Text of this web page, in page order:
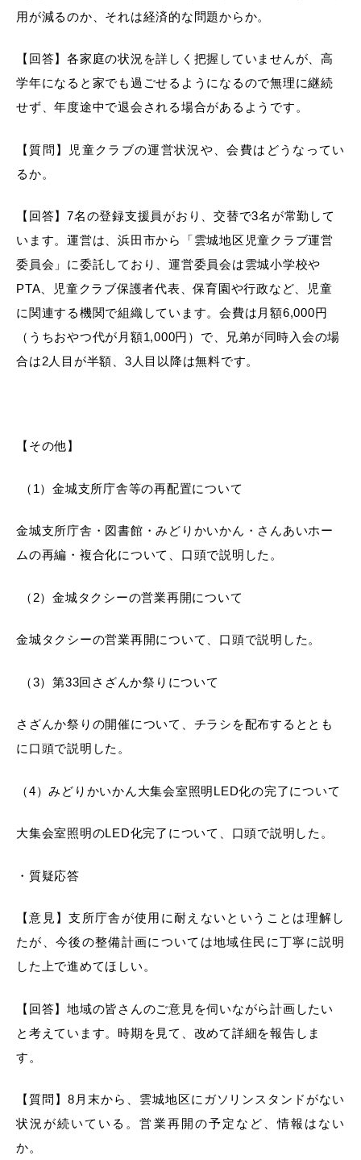
用が減るのか、それは経済的な問題からか。
【回答】各家庭の状況を詳しく把握していませんが、高
学年になると家でも過ごせるようになるので無理に継続
せず、年度途中で退会される場合があるようです。
【質問】児童クラブの運営状況や、会費はどうなってい
るか。
【回答】7名の登録支援員がおり、交替で3名が常勤して
います。運営は、浜田市から「雲城地区児童クラブ運営
委員会」に委託しており、運営委員会は雲城小学校や
PTA、児童クラブ保護者代表、保育園や行政など、児童
に関連する機関で組織しています。会費は月額6,000円
（うちおやつ代が月額1,000円）で、兄弟が同時入会の場
合は2人目が半額、3人目以降は無料です。
【その他】
（1）金城支所庁舎等の再配置について
金城支所庁舎・図書館・みどりかいかん・さんあいホー
ムの再編・複合化について、口頭で説明した。
（2）金城タクシーの営業再開について
金城タクシーの営業再開について、口頭で説明した。
（3）第33回さざんか祭りについて
さざんか祭りの開催について、チラシを配布するととも
に口頭で説明した。
（4）みどりかいかん大集会室照明LED化の完了について
大集会室照明のLED化完了について、口頭で説明した。
・質疑応答
【意見】支所庁舎が使用に耐えないということは理解し
たが、今後の整備計画については地域住民に丁寧に説明
した上で進めてほしい。
【回答】地域の皆さんのご意見を伺いながら計画したい
と考えています。時期を見て、改めて詳細を報告しま
す。
【質問】8月末から、雲城地区にガソリンスタンドがない
状況が続いている。営業再開の予定など、情報はない
か。